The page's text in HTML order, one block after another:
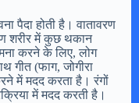
पैदा होती है। वातावरण
शरीर में कुछ थकान
करने के लिए, लोग
गीत (फाग, जोगीरा
में मदद करता है। रंगों
में मदद करती है।